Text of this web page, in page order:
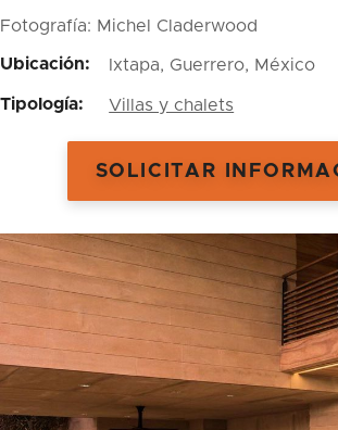
Fotografía: Michel Claderwood
Ubicación: Ixtapa, Guerrero, México
Tipología: Villas y chalets
SOLICITAR